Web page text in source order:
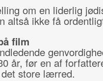
om en liderlig
altså ikke få
film
år, før en af
store lærred.